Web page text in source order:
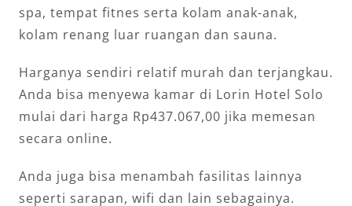
spa, tempat fitnes serta kolam anak-anak,
kolam renang luar ruangan dan sauna.
Harganya sendiri relatif murah dan terjangkau.
Anda bisa menyewa kamar di Lorin Hotel Solo
mulai dari harga Rp437.067,00 jika memesan
secara online.
Anda juga bisa menambah fasilitas lainnya
seperti sarapan, wifi dan lain sebagainya.